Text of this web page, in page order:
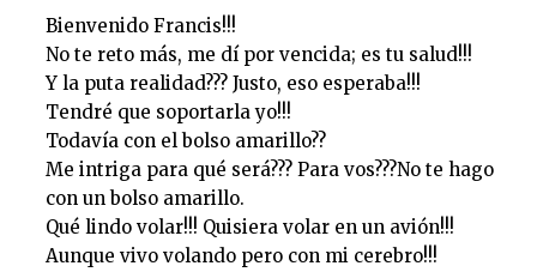
Bienvenido Francis!!!
No te reto más, me dí por vencida; es tu salud!!!
Y la puta realidad??? Justo, eso esperaba!!!
Tendré que soportarla yo!!!
Todavía con el bolso amarillo??
Me intriga para qué será??? Para vos???No te hago
con un bolso amarillo.
Qué lindo volar!!! Quisiera volar en un avión!!!
Aunque vivo volando pero con mi cerebro!!!